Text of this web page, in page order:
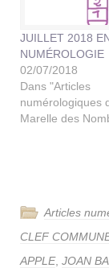
JUILLET 2018
NUMÉROLOGIE
02/07/2018
Dans "Articles
numérologiques
Marelle des
Articles
CLEF
APPLE, JOAN